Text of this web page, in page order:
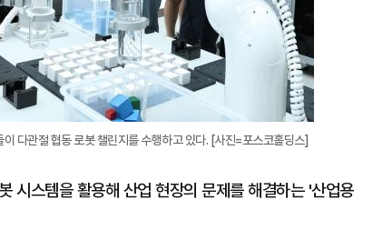
다관절 협동 로봇 챌린지를 수행하고 있다. [사진=포스코홀딩스]
시스템을 활용해 산업 현장의 문제를 해결하는 '산업용